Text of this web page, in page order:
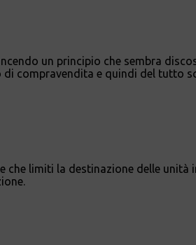
un principio che sembra
compravendita e quindi del tutto
che limiti la destinazione delle unità